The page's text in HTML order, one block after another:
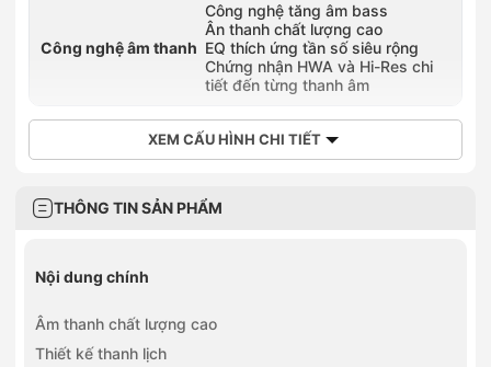
Công nghệ âm thanh
Công nghệ tăng âm bass
Ân thanh chất lượng cao
EQ thích ứng tần số siêu rộng
Chứng nhận HWA và Hi-Res chi
tiết đến từng thanh âm
XEM CẤU HÌNH CHI TIẾT
THÔNG TIN SẢN PHẨM
Nội dung chính
Âm thanh chất lượng cao
Thiết kế thanh lịch